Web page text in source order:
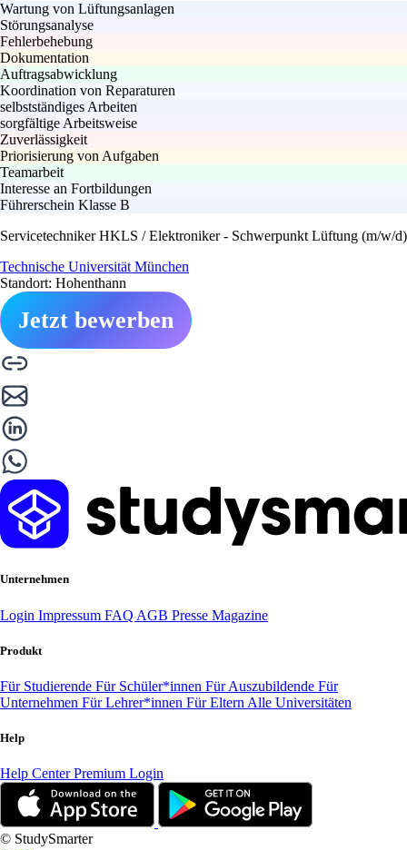
Wartung von Lüftungsanlagen
Störungsanalyse
Fehlerbehebung
Dokumentation
Auftragsabwicklung
Koordination von Reparaturen
selbstständiges Arbeiten
sorgfältige Arbeitsweise
Zuverlässigkeit
Priorisierung von Aufgaben
Teamarbeit
Interesse an Fortbildungen
Führerschein Klasse B
Servicetechniker HKLS / Elektroniker - Schwerpunkt Lüftung (m/w/d)
Technische Universität München
Standort: Hohenthann
Jetzt bewerben
Unternehmen
Login Impressum FAQ AGB Presse Magazine
Produkt
Für Studierende Für Schüler*innen Für Auszubildende Für
Unternehmen Für Lehrer*innen Für Eltern Alle Universitäten
Help
Help CenterPremium Login
© StudySmarter